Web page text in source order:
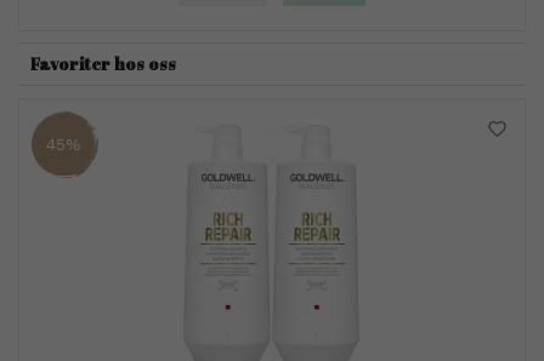
Favoriter hos oss
45%